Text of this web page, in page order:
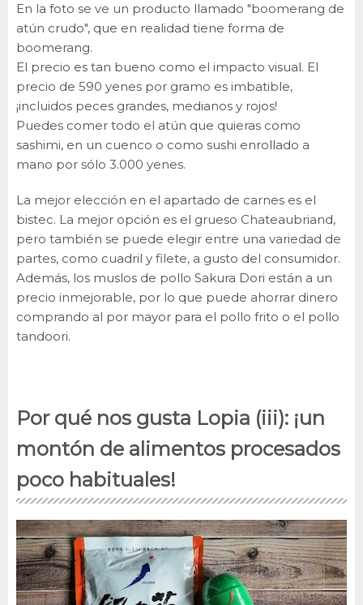
En la foto se ve un producto llamado "boomerang de
atún crudo", que en realidad tiene forma de
boomerang.
El precio es tan bueno como el impacto visual. El
precio de 590 yenes por gramo es imbatible,
¡incluidos peces grandes, medianos y rojos!
Puedes comer todo el atún que quieras como
sashimi, en un cuenco o como sushi enrollado a
mano por sólo 3.000 yenes.
La mejor elección en el apartado de carnes es el
bistec. La mejor opción es el grueso Chateaubriand,
pero también se puede elegir entre una variedad de
partes, como cuadril y filete, a gusto del consumidor.
Además, los muslos de pollo Sakura Dori están a un
precio inmejorable, por lo que puede ahorrar dinero
comprando al por mayor para el pollo frito o el pollo
tandoori.
Por qué nos gusta Lopia (iii): ¡un
montón de alimentos procesados
poco habituales!